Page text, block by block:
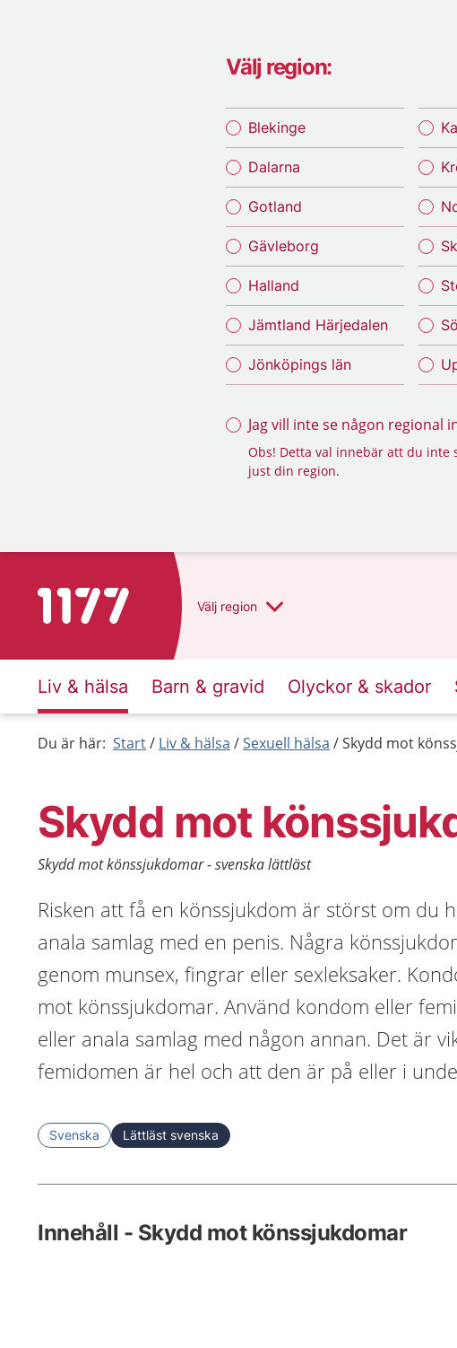
Välj region:
Blekinge
Dalarna
Gotland
Gävleborg
Halland
Jämtland Härjedalen
Jönköpings län
Jag vill inte se någon regional
Obs! Detta val innebär att du
just din region.
Till startsidan för 1177 Välj region
Liv & hälsa Barn & gravid Olyckor & skador
Du är här: Start Liv & hälsa Sexuell hälsa Skydd mot
Skydd mot
Skydd mot könssjukdomar - svenska lättläst
Risken att få en könssjukdom är störst om du
anala samlag med en penis. Några
genom munsex, fingrar eller sexleksaker.
mot könssjukdomar. Använd kondom eller
eller anala samlag med någon annan. Det är
femidomen är hel och att den är på eller i
Svenska Lättläst svenska
Innehåll - Skydd mot könssjukdomar